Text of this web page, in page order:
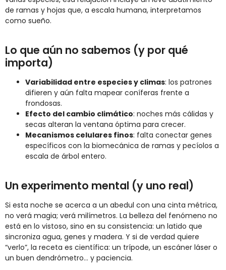
de ramas y hojas que, a escala humana, interpretamos
como sueño.
Lo que aún no sabemos (y por qué
importa)
Variabilidad entre especies y climas: los patrones
difieren y aún falta mapear coníferas frente a
frondosas.
Efecto del cambio climático: noches más cálidas y
secas alteran la ventana óptima para crecer.
Mecanismos celulares finos: falta conectar genes
específicos con la biomecánica de ramas y pecíolos a
escala de árbol entero.
Un experimento mental (y uno real)
Si esta noche se acerca a un abedul con una cinta métrica,
no verá magia; verá milímetros. La belleza del fenómeno no
está en lo vistoso, sino en su consistencia: un latido que
sincroniza agua, genes y madera. Y si de verdad quiere
“verlo”, la receta es científica: un trípode, un escáner láser o
un buen dendrómetro… y paciencia.